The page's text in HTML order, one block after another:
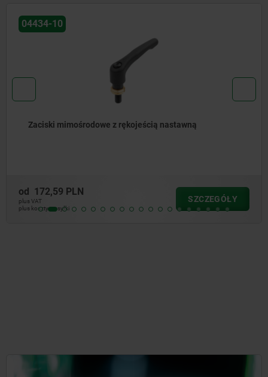
Zaciski mimośrodowe
od
plus koszty wysyłki